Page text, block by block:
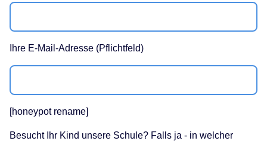
Ihre E-Mail-Adresse (Pflichtfeld)
[honeypot rename]
Besucht Ihr Kind unsere Schule? Falls ja - in welcher